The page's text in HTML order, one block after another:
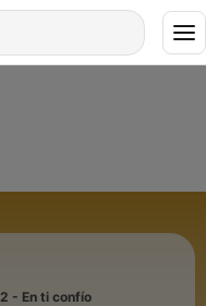
2 - En ti confío